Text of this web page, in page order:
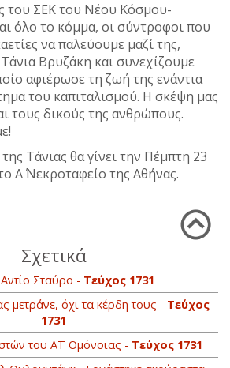
του ΣΕΚ του Νέου Κόσμου-
όλο το κόμμα, οι σύντροφοι που
να παλεύουμε μαζί της,
Βρυζάκη και συνεχίζουμε
αφιέρωσε τη ζωή της ενάντια
του καπιταλισμού. Η σκέψη μας
τους δικούς της ανθρώπους.
Τάνιας θα γίνει την Πέμπτη 23
Α΄ Νεκροταφείο της Αθήνας.
Σχετικά
Σταύρο - Τεύχος 1731
μετράνε, όχι τα κέρδη τους - Τεύχος
1731
του ΑΤ Ομόνοιας - Τεύχος 1731